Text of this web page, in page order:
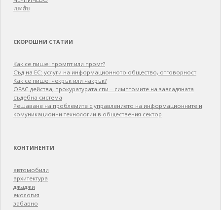
เบทฮับ
СКОРОШНИ СТАТИИ
Как се пише: промпт или промт?
Съд на ЕС: услуги на информационното общество, отговорност
Как се пише: чекрък или чакрък?
OFAC действа, прокуратурата спи – симптомите на завладяната
съдебна система
Решаване на проблемите с управлението на информационните и
комуникационни технологии в обществения сектор
КОНТИНЕНТИ
автомобили
архитектура
джаджи
екология
забавно